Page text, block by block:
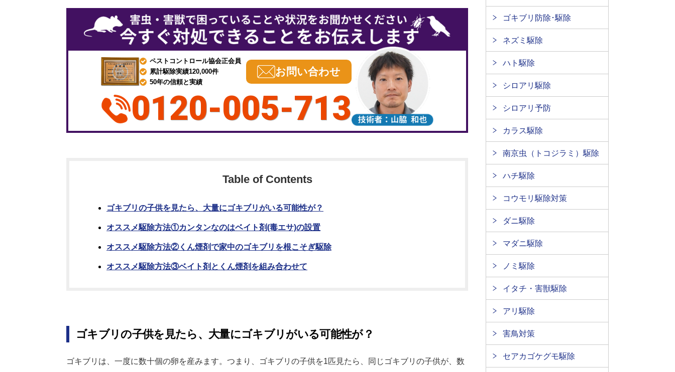
ペストコントロール協会正会員
累計駆除実績120,000件
50年の信頼と実績
お問い合わせ
0120-005-713
Table of Contents
ゴキブリの子供を見たら、大量にゴキブリがいる可能性が？
オススメ駆除方法①カンタンなのはベイト剤(毒エサ)の設置
オススメ駆除方法②くん煙剤で家中のゴキブリを根こそぎ駆除
オススメ駆除方法③ベイト剤とくん煙剤を組み合わせて
ゴキブリの子供を見たら、大量にゴキブリがいる可能性が？
ゴキブリは、一度に数十個の卵を産みます。つまり、ゴキブリの子供を1匹見たら、同じゴキブリの子供が、数
ゴキブリ防除･駆除
ネズミ駆除
ハト駆除
シロアリ駆除
シロアリ予防
カラス駆除
南京虫（トコジラミ）駆除
ハチ駆除
コウモリ駆除対策
ダニ駆除
マダニ駆除
ノミ駆除
イタチ・害獣駆除
アリ駆除
害鳥対策
セアカゴケグモ駆除